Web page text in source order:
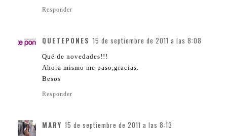
Responder
QUETEPONES 15 de septiembre de 2011 a las 8:08
Qué de novedades!!!
Ahora mismo me paso,gracias.
Besos
Responder
MARY 15 de septiembre de 2011 a las 8:13